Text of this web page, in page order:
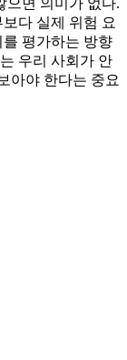
다 실제 위험 요
평가하는 방향
우리 사회가 안
아야 한다는 중요